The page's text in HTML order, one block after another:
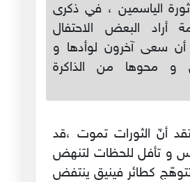
الياسمين ، في ذكرى
أراد البعض الاحتفال
أن سعى آخرون لوأدها و
محوها من الذاكرة
أنّ الثورات تموت ،قد
و تأفل للحظات لتنهض
كطائر فينيق ينتفض